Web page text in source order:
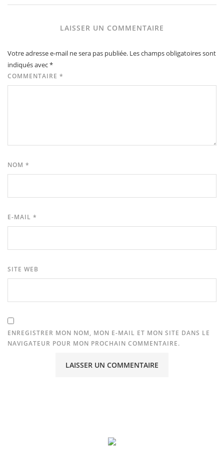
LAISSER UN COMMENTAIRE
Votre adresse e-mail ne sera pas publiée. Les champs obligatoires sont
indiqués avec*
COMMENTAIRE *
NOM *
E-MAIL *
SITE WEB
ENREGISTRER MON NOM, MON E-MAIL ET MON SITE DANS LE
NAVIGATEUR POUR MON PROCHAIN COMMENTAIRE.